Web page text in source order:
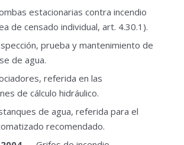
estacionarias contra incendio
de censado individual, art. 4.30.1).
prueba y mantenimiento de
de agua.
referida en las
de cálculo hidráulico.
de agua, referida para el
recomendado.